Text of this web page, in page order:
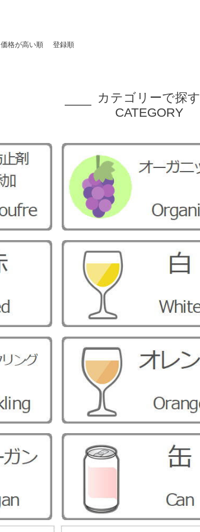
価格が高い順 登録順
カテゴリーで探す
CATEGORY